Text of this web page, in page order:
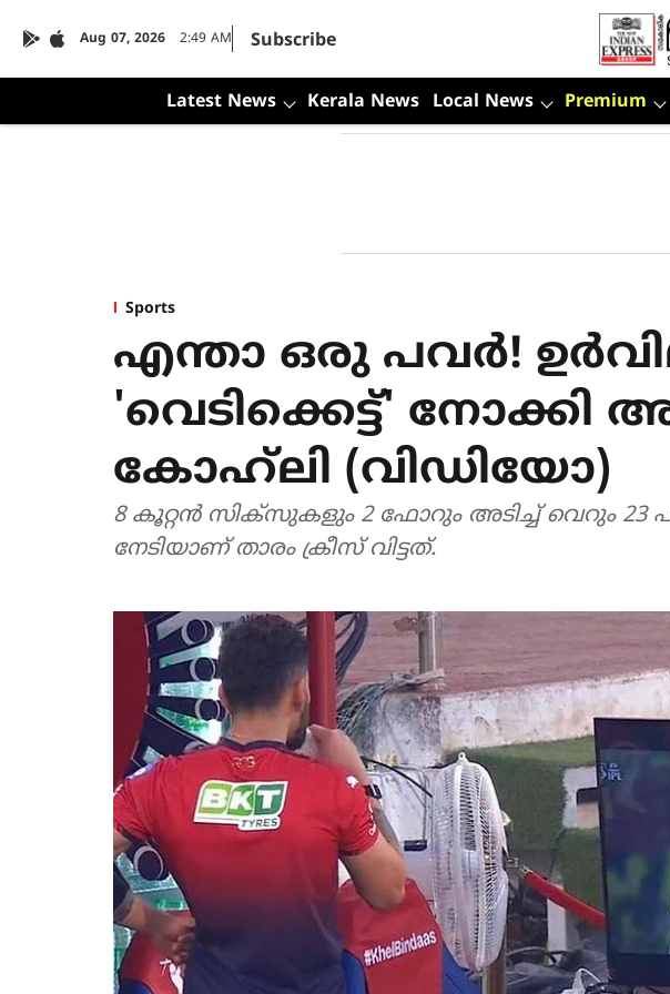
Aug 07, 2026 2:49 AM Subscribe
Latest News Kerala News Local News Premium
Sports
എന്താ ഒരു പവർ!
'വെടിക്കെട്ട്' നോക്കി
കോഹ്‌ലി (വിഡിയോ)
8 കൂറ്റൻ സിക്സുകളും 2 ഫോറും അടിച്ച് വെറും 23
നേടിയാണ് താരം ക്രീസ് വിട്ടത്.